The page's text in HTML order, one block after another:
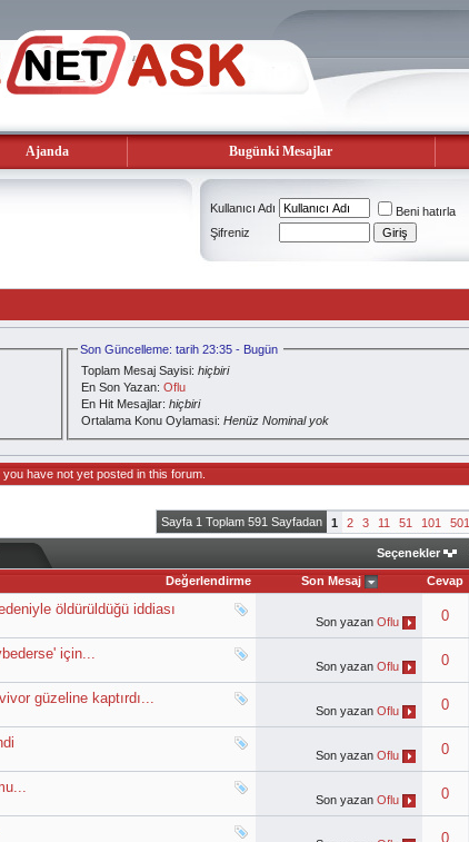
Ajanda Bugünki Mesajlar
Kullanıcı Adı
Beni hatırla
Şifreniz
Son Güncelleme: tarih 23:35 - Bugün
Toplam Mesaj Sayisi:hiçbiri
En Son Yazan:Oflu
En Hit Mesajlar:hiçbiri
Ortalama Konu Oylamasi:Henüz Nominal yok
you have not yet posted in this forum.
Sayfa 1 Toplam 591 Sayfadan 1 2 3 11 51 101 501
Seçenekler
Değerlendirme Son Mesaj Cevap
öldürüldüğü iddiası
Son yazan Oflu 0
için...
Son yazan Oflu 0
güzeline kaptırdı...
Son yazan Oflu 0
Son yazan Oflu 0
Son yazan Oflu 0
0